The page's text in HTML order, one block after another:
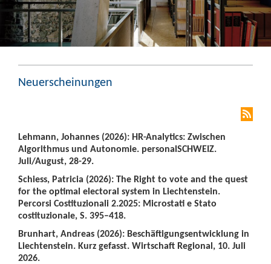
Neuerscheinungen
Lehmann, Johannes (2026): HR-Analytics: Zwischen
Algorithmus und Autonomie. personalSCHWEIZ.
Juli/August, 28-29.
Schiess, Patricia (2026): The Right to vote and the quest
for the optimal electoral system in Liechtenstein.
Percorsi Costituzionali 2.2025: Microstati e Stato
costituzionale, S. 395–418.
Brunhart, Andreas (2026): Beschäftigungsentwicklung in
Liechtenstein. Kurz gefasst. Wirtschaft Regional, 10. Juli
2026.